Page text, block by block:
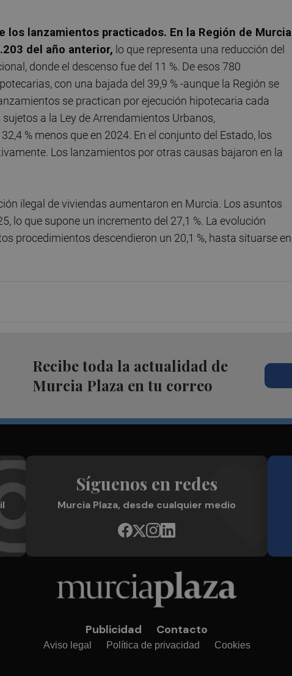
los lanzamientos practicados. En la Región de Murcia
del año anterior, lo que representa una reducción del
donde el descenso fue del 11 %. De esos 780
con una bajada del 39,9 % -aunque la Región se
se practican por ejecución hipotecaria cada
a la Ley de Arrendamientos Urbanos,
% menos que en 2024. En el conjunto del Estado, los
Los lanzamientos por otras causas bajaron en la
ilegal de viviendas aumentaron en Murcia. Los asuntos
lo que supone un incremento del 27,1 %. La evolución
procedimientos descendieron un 20,1 %, hasta situarse en
Recibe toda la actualidad de
Murcia Plaza en tu correo
Síguenos en redes
Murcia Plaza, desde cualquier medio
Publicidad Contacto
Aviso legal Política de privacidad Cookies